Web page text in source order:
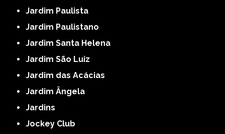
Jardim Paulista
Jardim Paulistano
Jardim Santa Helena
Jardim São Luiz
Jardim das Acácias
Jardim Ângela
Jardins
Jockey Club